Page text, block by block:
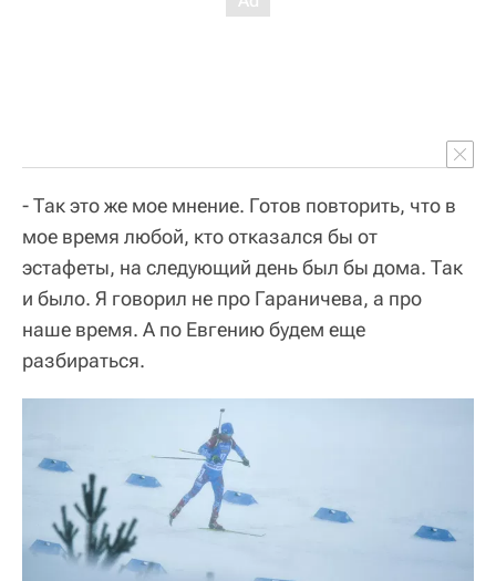
- Так это же мое мнение. Готов повторить, что в
мое время любой, кто отказался бы от
эстафеты, на следующий день был бы дома. Так
и было. Я говорил не про Гараничева, а про
наше время. А по Евгению будем еще
разбираться.